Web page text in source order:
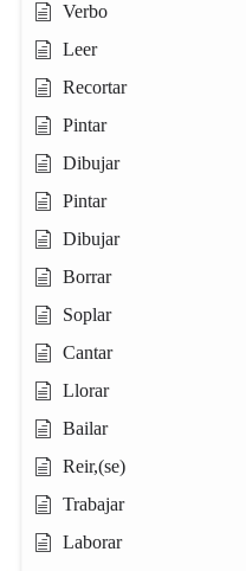
Verbo
Leer
Recortar
Pintar
Dibujar
Pintar
Dibujar
Borrar
Soplar
Cantar
Llorar
Bailar
Reir,(se)
Trabajar
Laborar